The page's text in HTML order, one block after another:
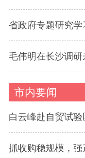
省政府专题研究
毛伟明在长沙调研
市内要闻
白云峰赴自贸试
抓收购稳规模，强